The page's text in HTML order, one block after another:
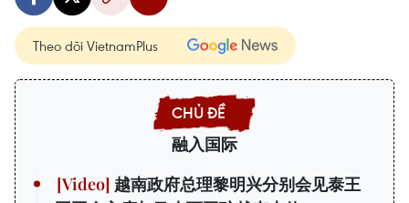
Theo dõi VietnamPlus
融入国际
越南政府总理黎明兴分别会见泰王